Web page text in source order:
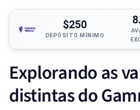
$250
DEPÓSITO MÍNIMO
Explorando as
distintas do